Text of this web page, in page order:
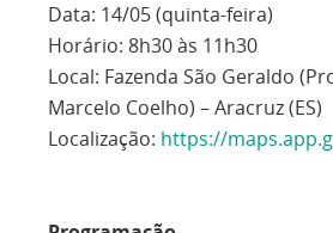
Data: 14/05 (quinta-feira)
Horário: 8h30 às 11h30
Local: Fazenda São Geraldo
Marcelo Coelho) – Aracruz (ES)
Localização: https://